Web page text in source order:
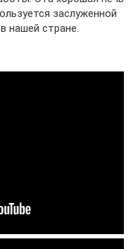
заслуженной
нашей стране.